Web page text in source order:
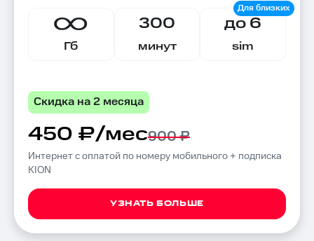
Гб
300
минут
до 6
sim
Скидка на 2 месяца
450 ₽/мес900 ₽
Интернет с оплатой по номеру мобильного + подписка
KION
УЗНАТЬ БОЛЬШЕ